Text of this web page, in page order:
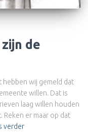
de
wij gemeld dat
willen. Dat is
laag willen houden
er maar op dat
verder